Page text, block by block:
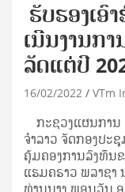
ຮັບຮອງເອົ
ເນີນງານກ
ລັດແຕ່ປີ
16/02/2022 VTm
ກະຊວງແຜນການ
ຈໍາລາວ ຈັດກອງປະ
ຄຸ້ມຄອງການລົງທຶນ
ແຮມຄຣາວ ພລາຊາ